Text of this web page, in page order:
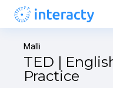
Malli
TED |
Practice